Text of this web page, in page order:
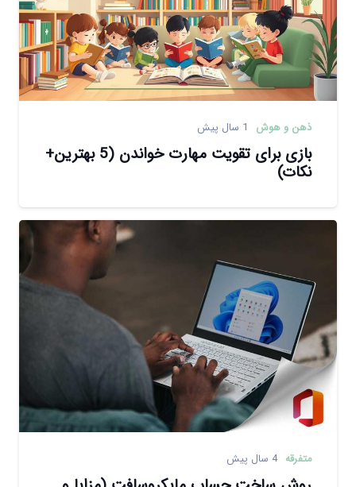
ذهن و هوش 1 سال پیش
بازی برای تقویت مهارت خواندن (5 بهترین+
نکات)
متفرقه 4 سال پیش